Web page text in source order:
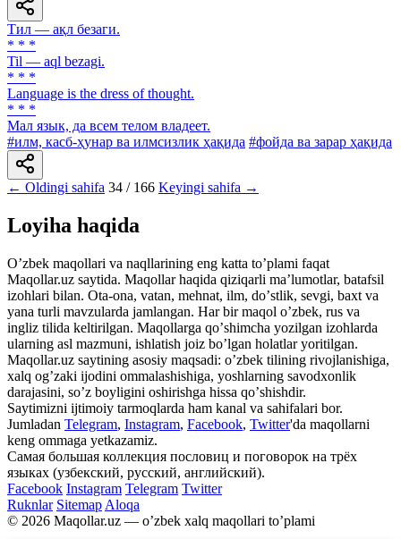
Тил — ақл безаги.
* * *
Til — aql bezagi.
* * *
Language is the dress of thought.
* * *
Мал язык, да всем телом владеет.
#илм, касб-ҳунар ва илмсизлик ҳақида #фойда ва зарар ҳақида
← Oldingi sahifa 34 / 166 Keyingi sahifa →
Loyiha haqida
Oʼzbek maqollari va naqllarining eng katta toʼplami faqat
Maqollar.uz saytida. Maqollar haqida qiziqarli maʼlumotlar, batafsil
izohlari bilan. Ota-ona, vatan, mehnat, ilm, doʼstlik, sevgi, baxt va
yana turli mavzularda jamlangan. Har bir maqol oʼzbek, rus va
ingliz tilida keltirilgan. Maqollarga qoʼshimcha yozilgan izohlarda
ularning asl mazmuni, ishlatish joiz boʼlgan holatlar yoritilgan.
Maqollar.uz saytining asosiy maqsadi: oʼzbek tilining rivojlanishiga,
xalq ogʼzaki ijodini ommalashishiga, yoshlarning savodxonlik
darajasini, soʼz boyligini oshirishga hissa qoʼshishdir.
Saytimizni ijtimoiy tarmoqlarda ham kanal va sahifalari bor.
Jumladan Telegram, Instagram, Facebook, Twitter'da maqollarni
keng ommaga yetkazamiz.
Самая большая коллекция пословиц и поговорок на трёх
языках (узбекский, русский, английский).
Facebook Instagram Telegram Twitter
Ruknlar Sitemap Aloqa
© 2026 Maqollar.uz — oʼzbek xalq maqollari toʼplami